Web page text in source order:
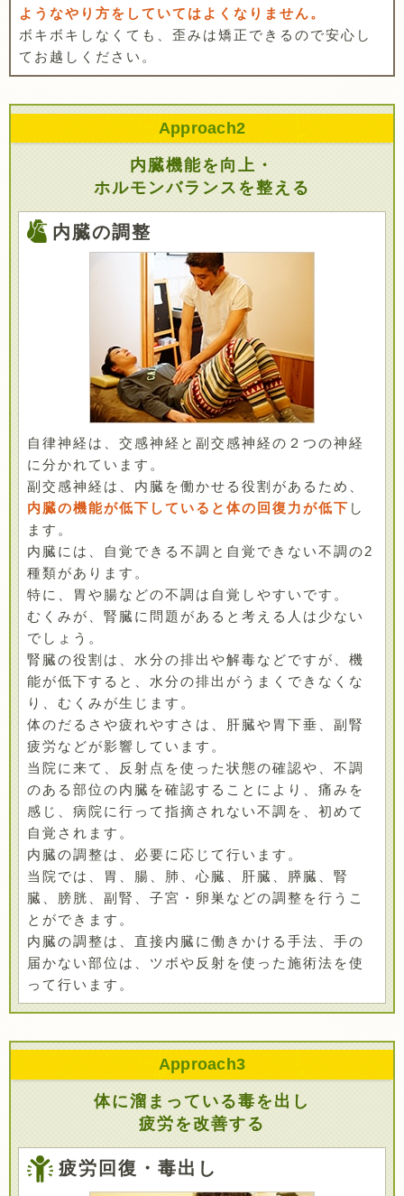
ようなやり方をしていてはよくなりません。
ボキボキしなくても、歪みは矯正できるので安心し
てお越しください。
Approach2
内臓機能を向上・
ホルモンバランスを整える
内臓の調整
自律神経は、交感神経と副交感神経の２つの神経
に分かれています。
副交感神経は、内臓を働かせる役割があるため、
内臓の機能が低下していると体の回復力が低下 し
ます。
内臓には、自覚できる不調と自覚できない不調の2
種類があります。
特に、胃や腸などの不調は自覚しやすいです。
むくみが、腎臓に問題があると考える人は少ない
でしょう。
腎臓の役割は、水分の排出や解毒などですが、機
能が低下すると、水分の排出がうまくできなくな
り、むくみが生じます。
体のだるさや疲れやすさは、肝臓や胃下垂、副腎
疲労などが影響しています。
当院に来て、反射点を使った状態の確認や、不調
のある部位の内臓を確認することにより、痛みを
感じ、病院に行って指摘されない不調を、初めて
自覚されます。
内臓の調整は、必要に応じて行います。
当院では、胃、腸、肺、心臓、肝臓、膵臓、腎
臓、膀胱、副腎、子宮・卵巣などの調整を行うこ
とができます。
内臓の調整は、直接内臓に働きかける手法、手の
届かない部位は、ツボや反射を使った施術法を使
って行います。
Approach3
体に溜まっている毒を出し
疲労を改善する
疲労回復・毒出し